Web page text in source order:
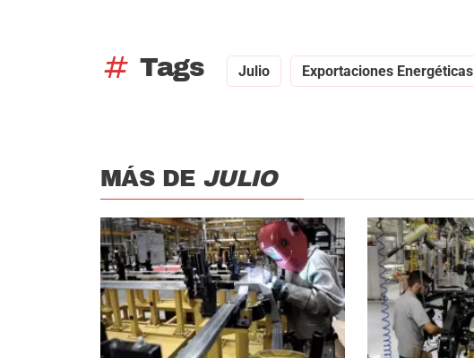
tag Tags Julio Exportaciones Energéticas
MÁS DE JULIO